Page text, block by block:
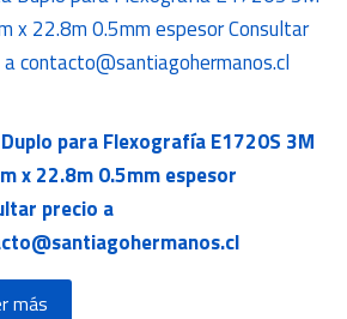
para Flexografía E1720S 3M
x 22.8m 0.5mm espesor
precio a
más